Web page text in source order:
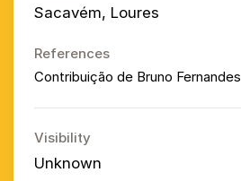
Sacavém, Loures
References
Contribuição de Bruno Fernandes
Visibility
Unknown